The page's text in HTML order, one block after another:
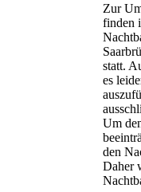
Zur
finden
statt.
es
Um
den
Daher